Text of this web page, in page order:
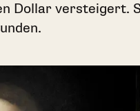
Dollar versteigert.